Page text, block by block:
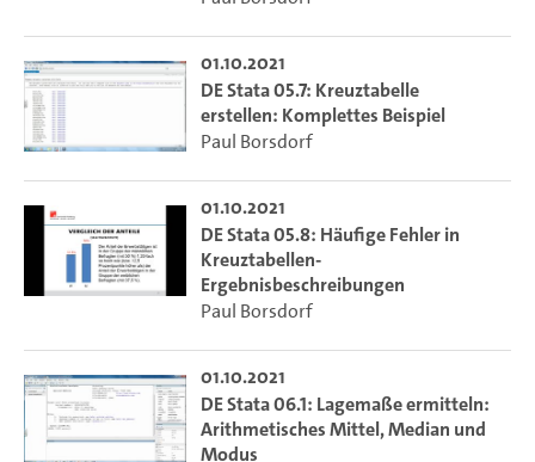
01.10.2021
DE Stata 05.7: Kreuztabelle
erstellen: Komplettes Beispiel
Paul Borsdorf
01.10.2021
DE Stata 05.8: Häufige Fehler in
Kreuztabellen-
Ergebnisbeschreibungen
Paul Borsdorf
01.10.2021
DE Stata 06.1: Lagemaße ermitteln:
Arithmetisches Mittel, Median und
Modus